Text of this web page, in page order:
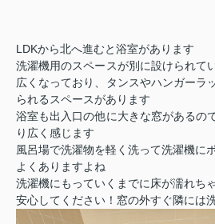
LDKから北へ進むと浴室があります
洗濯機用のスペースが別に設けられて
広くなっており、タンスやハンガーラ
られるスペースがあります
浴室も出入口の他に大きな窓があるの
り広く感じます
風呂場で洗濯物を軽く洗って洗濯機に
よくありますよね
洗濯機にもっていくまでに床が濡れち
安心してください！窓の外すぐ隣には